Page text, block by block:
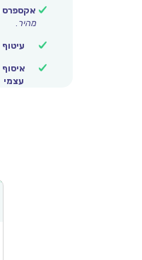
אקספרס
מהיר
עיטוף
איסוף
עצמי